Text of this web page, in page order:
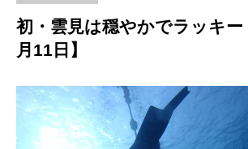
初・雲見は穏やかでラッキー
月11日】